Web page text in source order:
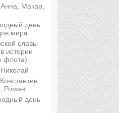
Макар,
день
мира
славы
истории
флота)
Роман
день